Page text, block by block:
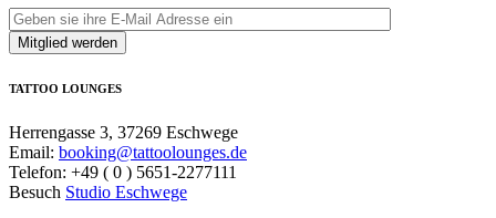
TATTOO LOUNGES
Herrengasse 3, 37269 Eschwege
Email: booking@tattoolounges.de
Telefon: +49 ( 0 ) 5651-2277111
Besuch Studio Eschwege